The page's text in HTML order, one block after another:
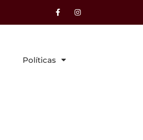
Políticas